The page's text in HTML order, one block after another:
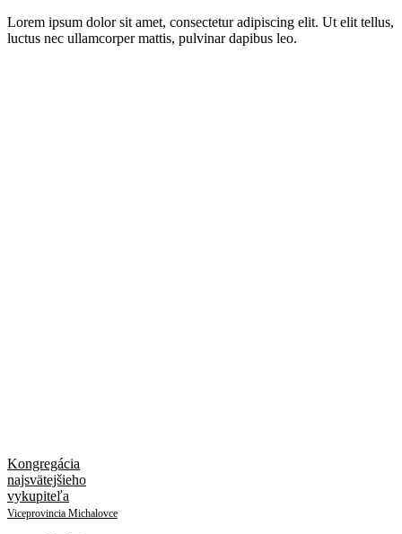
Lorem ipsum dolor sit amet, consectetur adipiscing elit. Ut elit tellus,
luctus nec ullamcorper mattis, pulvinar dapibus leo.
Kongregácia
najsvätejšieho
vykupiteľa
Viceprovincia Michalovce